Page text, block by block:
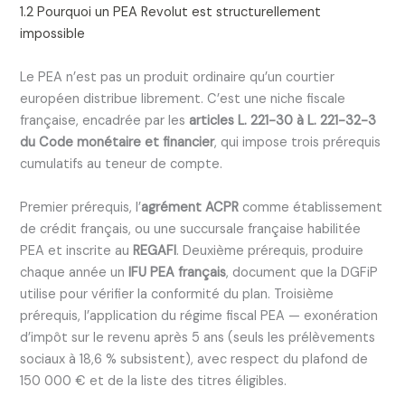
1.2 Pourquoi un PEA Revolut est structurellement
impossible
Le PEA n’est pas un produit ordinaire qu’un courtier
européen distribue librement. C’est une niche fiscale
française, encadrée par les articles L. 221-30 à L. 221-32-3
du Code monétaire et financier, qui impose trois prérequis
cumulatifs au teneur de compte.
Premier prérequis, l’agrément ACPR comme établissement
de crédit français, ou une succursale française habilitée
PEA et inscrite auREGAFI. Deuxième prérequis, produire
chaque année unIFU PEA français, document que la DGFiP
utilise pour vérifier la conformité du plan. Troisième
prérequis, l’application du régime fiscal PEA — exonération
d’impôt sur le revenu après 5 ans (seuls les prélèvements
sociaux à 18,6 % subsistent), avec respect du plafond de
150 000 € et de la liste des titres éligibles.